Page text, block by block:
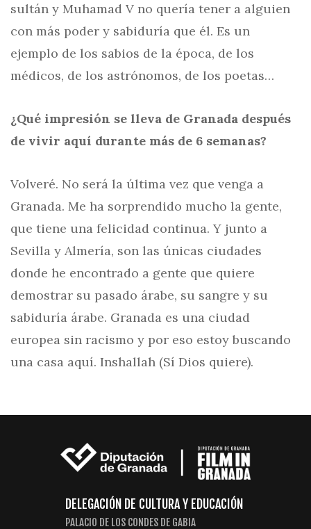
sultán y Muhamad V no quería tener a alguien
con más poder y sabiduría que él. Es un
ejemplo de los sabios de la época, de los
médicos, de los astrónomos, de los poetas…
¿Qué impresión se lleva de Granada después
de vivir aquí durante más de 6 semanas?
Volveré. No será la última vez que venga a
Granada. Me ha sorprendido mucho la gente,
que tiene una felicidad continua. Y junto a
Sevilla y Almería, son las únicas ciudades
donde he encontrado a gente que quiere
demostrar su pasado árabe, su sangre y su
sabiduría árabe. Granada es una ciudad
europea sin racismo y por eso estoy buscando
una casa aquí. Inshallah (Sí Dios quiere).
DELEGACIÓN DE CULTURA Y EDUCACIÓN
PALACIO DE LOS CONDES DE GABIA